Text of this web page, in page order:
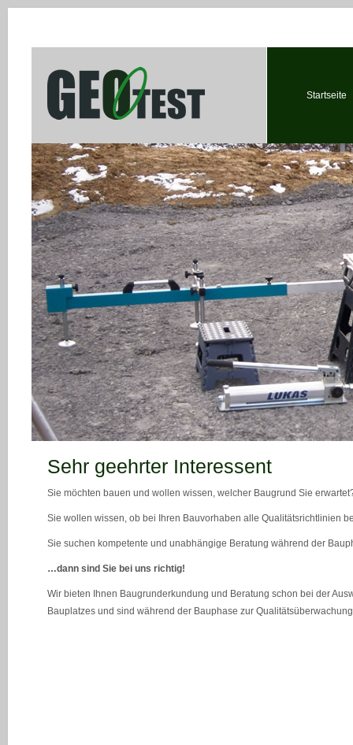
Startseite
Sehr geehrter Interessent
Sie möchten bauen und wollen wissen, welcher Baugrund Sie
Sie wollen wissen, ob bei Ihren Bauvorhaben alle Qualitätsrichtlinien
Sie suchen kompetente und unabhängige Beratung während der
…dann sind Sie bei uns richtig!
Wir bieten Ihnen Baugrunderkundung und Beratung schon bei der
Bauplatzes und sind während der Bauphase zur